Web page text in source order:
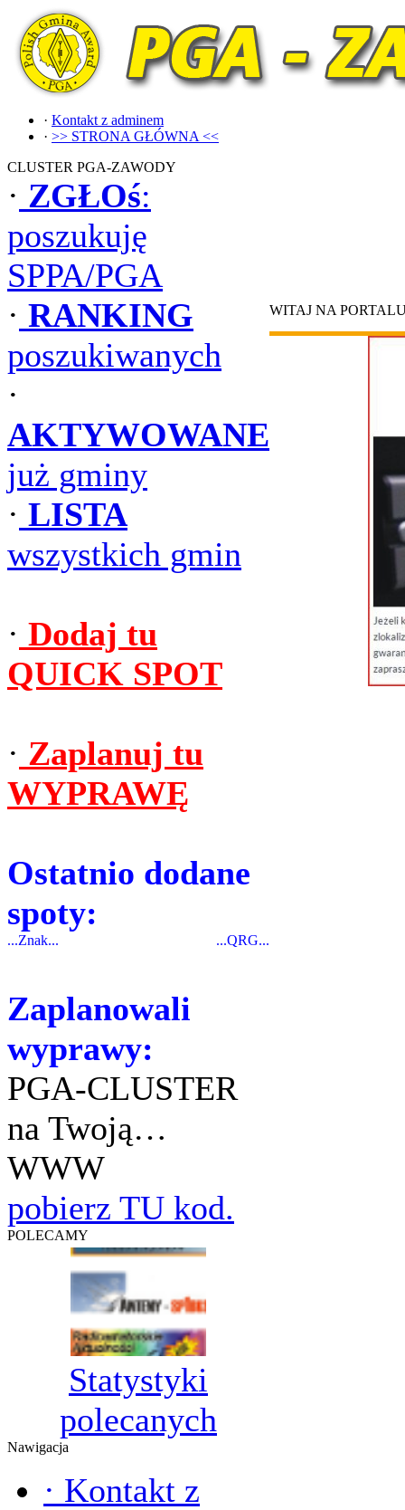
· Kontakt z adminem
· >> STRONA GŁÓWNA <<
CLUSTER PGA-ZAWODY
· ZGŁOś:
poszukuję
SPPA/PGA
· RANKING
poszukiwanych
·
AKTYWOWANE
już gminy
· LISTA
wszystkich gmin
· Dodaj tu
QUICK SPOT
· Zaplanuj tu
WYPRAWĘ
Ostatnio dodane
spoty:
...Znak... ...QRG...
Zaplanowali
wyprawy:
PGA-CLUSTER
na Twoją…
WWW
pobierz TU kod.
POLECAMY
Statystyki
polecanych
Nawigacja
· Kontakt z
WITAJ NA